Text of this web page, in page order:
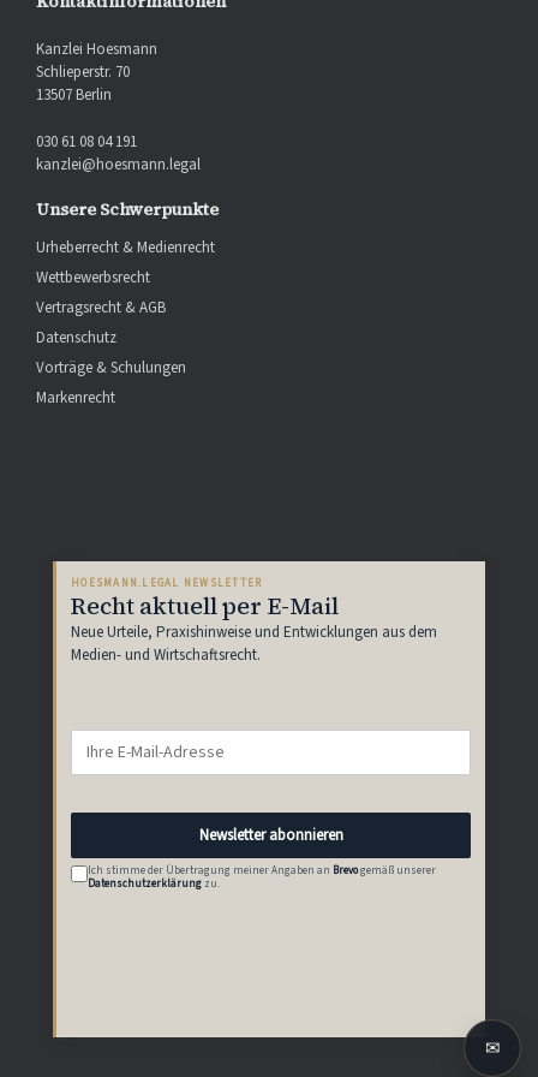
Kanzlei Hoesmann
Schlieperstr. 70
13507 Berlin
030 61 08 04 191
kanzlei@hoesmann.legal
Unsere Schwerpunkte
Urheberrecht & Medienrecht
Wettbewerbsrecht
Vertragsrecht & AGB
Datenschutz
Vorträge & Schulungen
Markenrecht
HOESMANN.LEGAL NEWSLETTER
Recht aktuell per E-Mail
Neue Urteile, Praxishinweise und Entwicklungen aus dem
Medien- und Wirtschaftsrecht.
Newsletter abonnieren
Ich stimme der Übertragung meiner Angaben an Brevogemäß unserer
Datenschutzerklärung zu.
✉